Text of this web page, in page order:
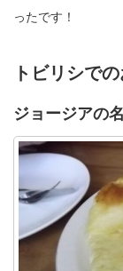
ったです！
トビリシで
ジョージアの